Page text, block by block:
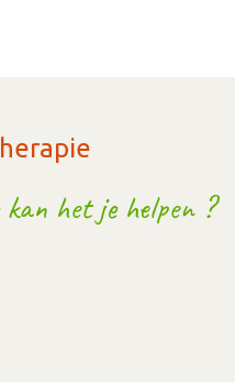
kan het je helpen ?